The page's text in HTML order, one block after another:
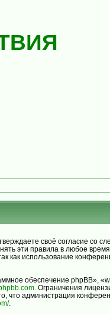
своё согласие со
эти правила в любое время
так как использование
обеспечение phpBB»,
. Ограничения
что администрация
.